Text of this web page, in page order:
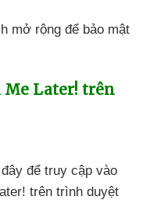
mở rộng để bảo mật
Me Later! trên
để truy cập vào
trên trình duyệt